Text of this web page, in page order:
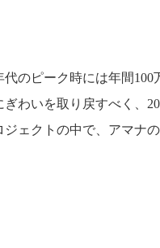
のピーク時には年間
わいを取り戻すべく、
ェクトの中で、アマナ